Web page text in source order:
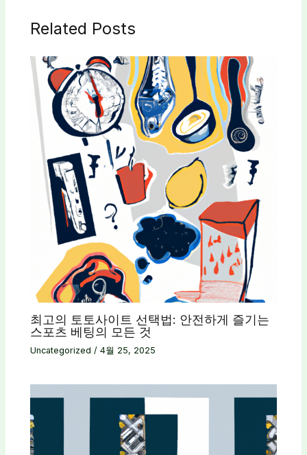
Related Posts
최고의 토토사이트 선택법: 안전하게 즐기는
스포츠 베팅의 모든 것
Uncategorized /4월 25, 2025